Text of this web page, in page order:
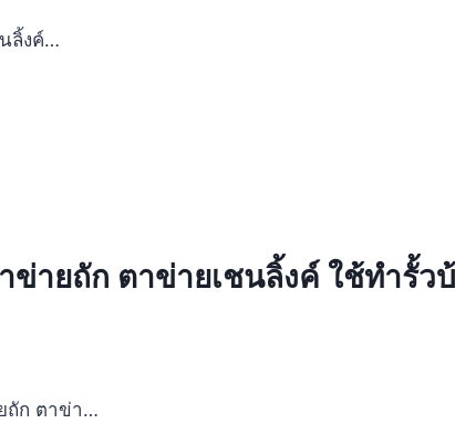
ลิ้งค์…
ายถัก ตาข่ายเชนลิ้งค์ ใช้ทำรั้ว
ถัก ตาข่า…